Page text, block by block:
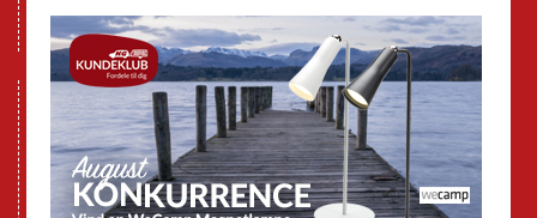
GPDR - Optagelse af foto og video
Nye Campingvogne
Nye Autocampere og Vans
Brugte Campingvogne
Brugte Autocampere og Vans